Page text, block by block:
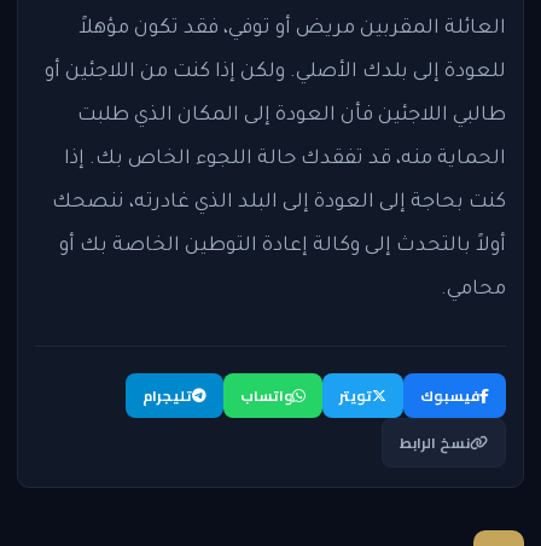
العائلة المقربين مريض أو توفي، فقد تكون مؤهلاً
للعودة إلى بلدك الأصلي. ولكن إذا كنت من اللاجئين أو
طالبي اللاجئين فأن العودة إلى المكان الذي طلبت
الحماية منه، قد تفقدك حالة اللجوء الخاص بك. إذا
كنت بحاجة إلى العودة إلى البلد الذي غادرته، ننصحك
أولاً بالتحدث إلى وكالة إعادة التوطين الخاصة بك أو
محامي.
فيسبوك تويتر واتساب
تليجرام
نسخ الرابط